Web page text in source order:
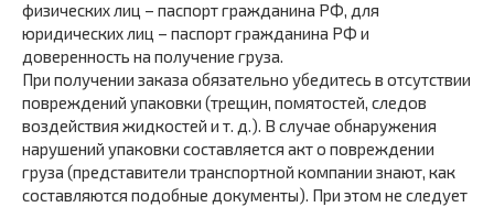
физических лиц – паспорт гражданина РФ, для
юридических лиц – паспорт гражданина РФ и
доверенность на получение груза.
При получении заказа обязательно убедитесь в отсутствии
повреждений упаковки (трещин, помятостей, следов
воздействия жидкостей и т. д.). В случае обнаружения
нарушений упаковки составляется акт о повреждении
груза (представители транспортной компании знают, как
составляются подобные документы). При этом не следует